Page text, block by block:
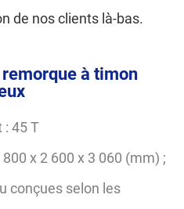
de nos clients là-bas.
à timon
: 45 T
x 2 600 x 3 060 (mm) ;
conçues selon les